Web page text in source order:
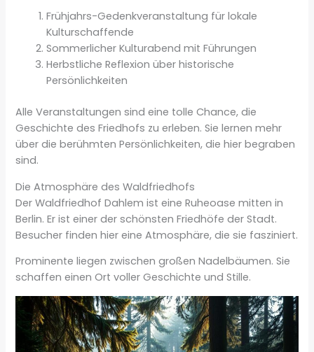
Frühjahrs-Gedenkveranstaltung für lokale
Kulturschaffende
Sommerlicher Kulturabend mit Führungen
Herbstliche Reflexion über historische
Persönlichkeiten
Alle Veranstaltungen sind eine tolle Chance, die
Geschichte des Friedhofs zu erleben. Sie lernen mehr
über die berühmten Persönlichkeiten, die hier begraben
sind.
Die Atmosphäre des Waldfriedhofs
Der Waldfriedhof Dahlem ist eine Ruheoase mitten in
Berlin. Er ist einer der schönsten Friedhöfe der Stadt.
Besucher finden hier eine Atmosphäre, die sie fasziniert.
Prominente liegen zwischen großen Nadelbäumen. Sie
schaffen einen Ort voller Geschichte und Stille.